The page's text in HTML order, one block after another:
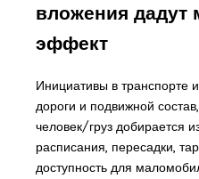
вложения
эффект
Инициативы в транспорте
дороги и подвижной
человек/груз добирается
расписания, пересадки,
доступность для